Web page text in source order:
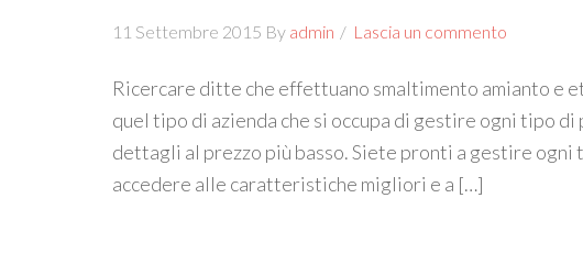
11 Settembre 2015 By admin Lascia un commento
Ricercare ditte che effettuano smaltimento amianto e
quel tipo di azienda che si occupa di gestire ogni tipo
dettagli al prezzo più basso. Siete pronti a gestire ogni
accedere alle caratteristiche migliori e a […]